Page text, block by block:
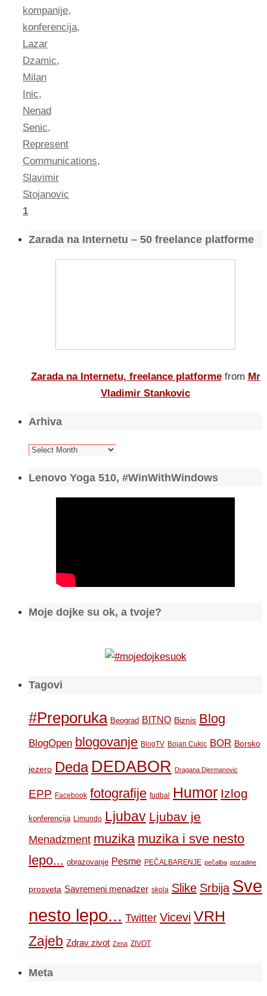
kompanije,
konferencija,
Lazar
Dzamic,
Milan
Inic,
Nenad
Senic,
Represent
Communications,
Slavimir
Stojanovic
1
Zarada na Internetu – 50 freelance platforme
Zarada na Internetu, freelance platforme from Mr
Vladimir Stankovic
Arhiva
Arhiva
Lenovo Yoga 510, #WinWithWindows
Moje dojke su ok, a tvoje?
Tagovi
#Preporuka Beograd BITNO Biznis Blog
BlogOpen blogovanje BlogTV Bojan Cukic BOR Borsko
jezero Deda DEDABOR Dragana Djermanovic
EPP Facebook fotografije fudbal Humor Izlog
konferencija Limundo Ljubav Ljubav je
Menadzment muzika muzika i sve nesto
lepo... obrazovanje Pesme PEČALBARENJE pečalba pozadine
prosveta Savremeni menadzer skola Slike Srbija Sve
nesto lepo... Twitter Vicevi VRH
Zajeb Zdrav zivot Zena ZIVOT
Meta